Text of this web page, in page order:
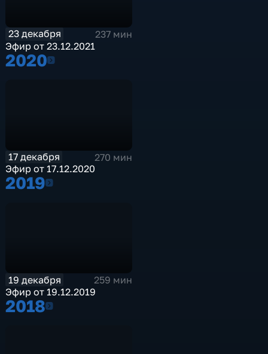
23 декабря
237 мин
Эфир от 23.12.2021
20202020
17 декабря
270 мин
Эфир от 17.12.2020
20192019
19 декабря
259 мин
Эфир от 19.12.2019
20182018